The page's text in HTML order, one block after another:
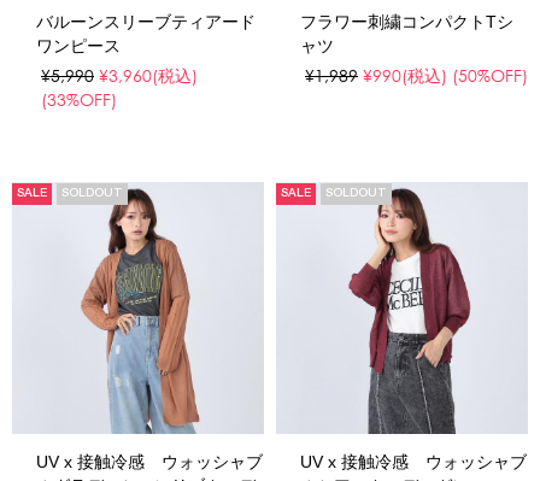
バルーンスリーブティアード
ワンピース
¥5,990 ¥3,960(税込)
(33%OFF)
フラワー刺繍コンパクトTシ
ャツ
¥1,989 ¥990(税込) (50%OFF)
SALE SOLDOUT
UV x 接触冷感 ウォッシャブ
SALE SOLDOUT
UV x 接触冷感 ウォッシャブ